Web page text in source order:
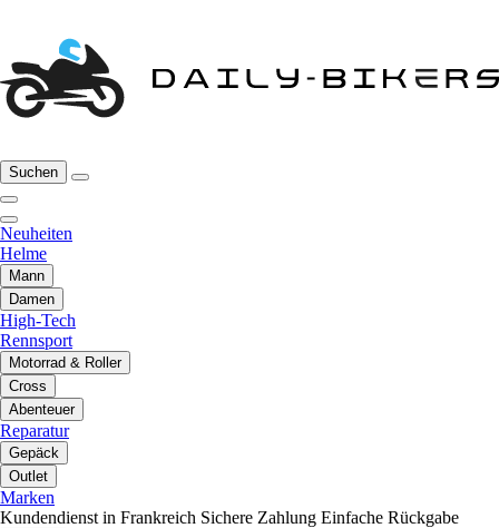
Suchen
Neuheiten
Helme
Mann
Damen
High-Tech
Rennsport
Motorrad & Roller
Cross
Abenteuer
Reparatur
Gepäck
Outlet
Marken
Kundendienst in Frankreich Sichere Zahlung Einfache Rückgabe